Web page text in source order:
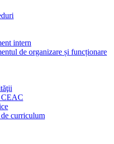
intern
de organizare și funcționare
CEAC
curriculum